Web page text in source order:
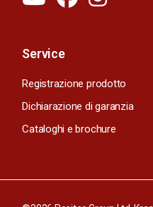
Service
Registrazione prodotto
Dichiarazione di garanzia
Cataloghi e brochure